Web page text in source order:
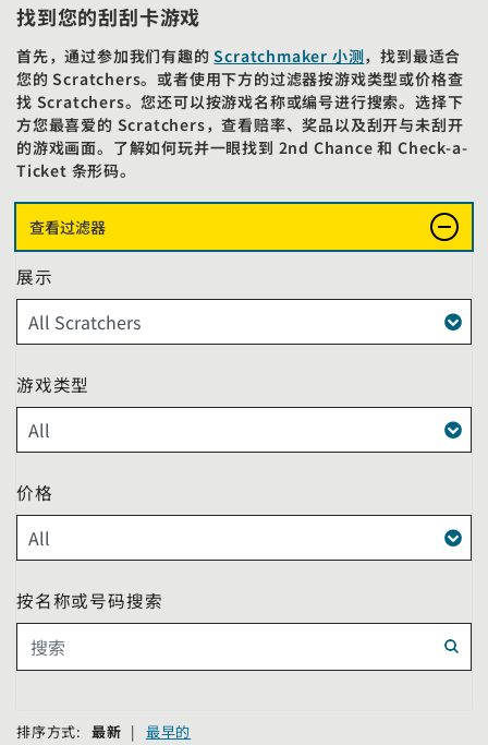
找到您的刮刮卡游戏
首先，通过参加我们有趣的Scratchmaker 小测，找到最适合
您的 Scratchers。或者使用下方的过滤器按游戏类型或价格查
找 Scratchers。您还可以按游戏名称或编号进行搜索。选择下
方您最喜爱的 Scratchers，查看赔率、奖品以及刮开与未刮开
的游戏画面。了解如何玩并一眼找到 2nd Chance 和 Check-a-
Ticket 条形码。
以下过滤器和搜索框将在下方动态显示您的结果。
查看过滤器
展示
游戏类型
价格
按名称或号码搜索
搜索
排序方式: 最新 | 最早的